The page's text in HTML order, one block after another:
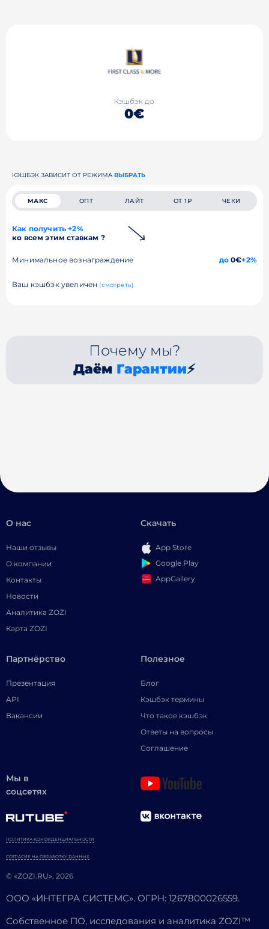
Кэшбэк до
0€
КЭШБЭК ЗАВИСИТ ОТ РЕЖИМА ВЫБРАТЬ
МАКС ОПТ ЛАЙТ ОТ 1₽ ЧЕКИ
Как получить +2%
ко всем этим ставкам ?
Минимальное вознаграждение до0€+2%
Ваш кэшбэк увеличен (смотреть)
Почему мы?
Даём Гарантии⚡
О нас
Наши отзывы
О компании
Контакты
Новости
Аналитика ZOZI
Карта ZOZI
Скачать
App Store
Google Play
AppGallery
Партнёрство
Презентация
API
Вакансии
Полезное
Блог
Кэшбэк термины
Что такое кэшбэк
Ответы на вопросы
Соглашение
Мы в
соцсетях
© «ZOZI.RU», 2026
ПОЛИТИКА КОНФИДЕНЦИАЛЬНОСТИ
СОГЛАСИЕ НА ОБРАБОТКУ ДАННЫХ
ООО «ИНТЕГРА СИСТЕМС». ОГРН: 1267800026559.
Собственное ПО, исследования и аналитика ZOZI™